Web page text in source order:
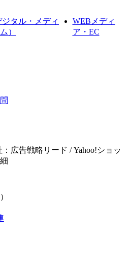
タル・メディ
）
WEBメディ
ア・EC
広告戦略リード / Yahoo!ショッ